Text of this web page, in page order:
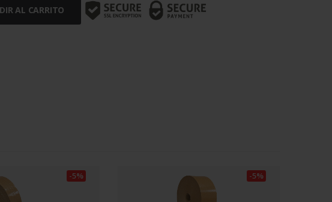
AL CARRITO
-5% -5%